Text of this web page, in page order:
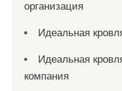
организация
Идеальная
Идеальная
компания